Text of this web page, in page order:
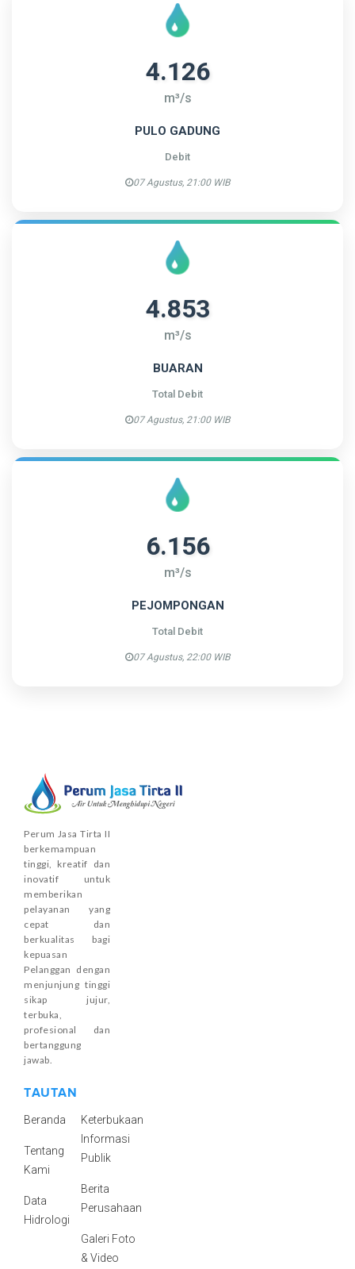
4.126
m³/s
PULO GADUNG
Debit
07 Agustus, 21:00 WIB
4.853
m³/s
BUARAN
Total Debit
07 Agustus, 21:00 WIB
6.156
m³/s
PEJOMPONGAN
Total Debit
07 Agustus, 22:00 WIB
Perum Jasa Tirta II
berkemampuan
tinggi, kreatif dan
inovatif untuk
memberikan
pelayanan yang
cepat dan
berkualitas bagi
kepuasan
Pelanggan dengan
menjunjung tinggi
sikap jujur,
terbuka,
profesional dan
bertanggung
jawab.
TAUTAN
Beranda
Tentang
Kami
Data
Hidrologi
Keterbukaan
Informasi
Publik
Berita
Perusahaan
Galeri Foto
& Video